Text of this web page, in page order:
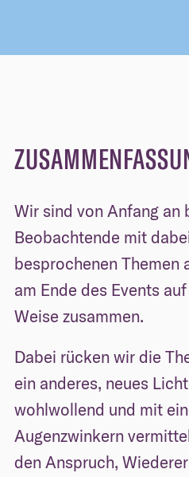
Wir sind von Anfang an
Beobachtende mit
besprochenen Themen
am Ende des Events
Weise zusammen.
Dabei rücken wir die
ein anderes, neues
wohlwollend und mit
Augenzwinkern
den Anspruch,